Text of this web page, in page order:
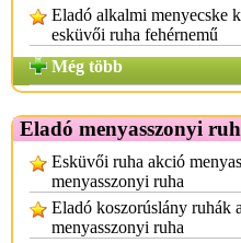
Eladó alkalmi menyecske
esküvői ruha fehérnemű
Még több
Eladó menyasszonyi
Esküvői ruha akció
menyasszonyi ruha
Eladó koszorúslány ruhák
menyasszonyi ruha